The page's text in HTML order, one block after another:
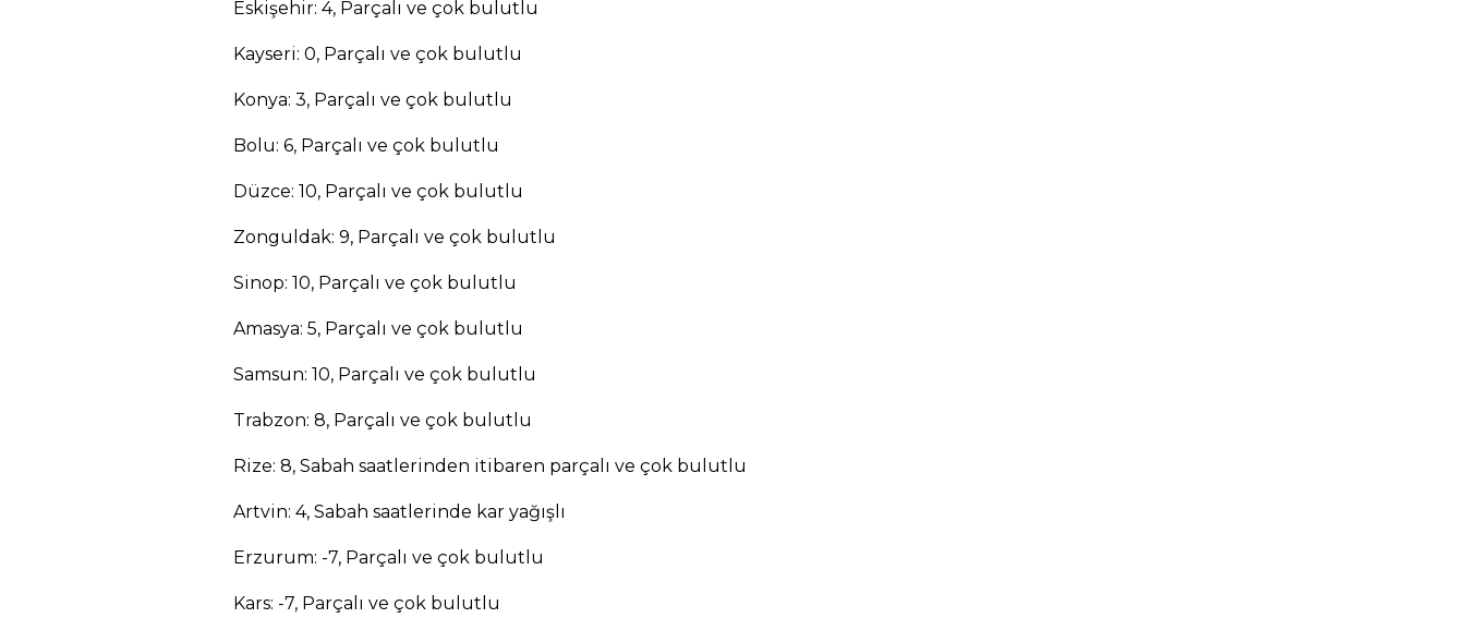
Eskişehir: 4, Parçalı ve çok bulutlu
Kayseri: 0, Parçalı ve çok bulutlu
Konya: 3, Parçalı ve çok bulutlu
Bolu: 6, Parçalı ve çok bulutlu
Düzce: 10, Parçalı ve çok bulutlu
Zonguldak: 9, Parçalı ve çok bulutlu
Sinop: 10, Parçalı ve çok bulutlu
Amasya: 5, Parçalı ve çok bulutlu
Samsun: 10, Parçalı ve çok bulutlu
Trabzon: 8, Parçalı ve çok bulutlu
Rize: 8, Sabah saatlerinden itibaren parçalı ve çok bulutlu
Artvin: 4, Sabah saatlerinde kar yağışlı
Erzurum: -7, Parçalı ve çok bulutlu
Kars: -7, Parçalı ve çok bulutlu